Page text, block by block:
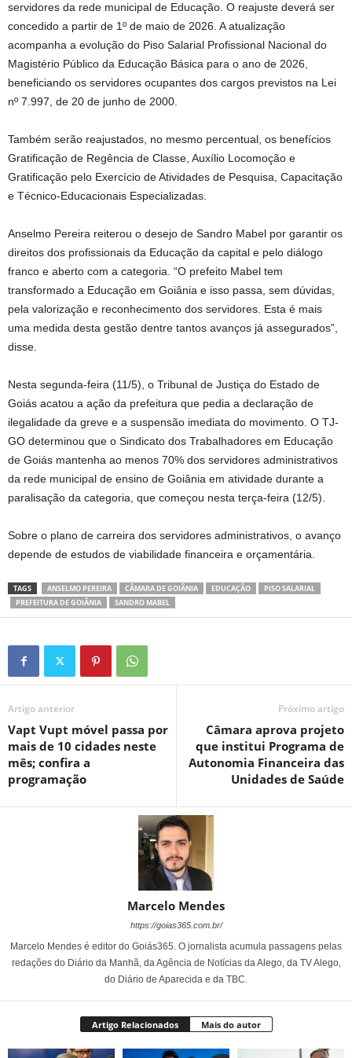
servidores da rede municipal de Educação. O reajuste deverá ser
concedido a partir de 1º de maio de 2026. A atualização
acompanha a evolução do Piso Salarial Profissional Nacional do
Magistério Público da Educação Básica para o ano de 2026,
beneficiando os servidores ocupantes dos cargos previstos na Lei
nº 7.997, de 20 de junho de 2000.
Também serão reajustados, no mesmo percentual, os benefícios
Gratificação de Regência de Classe, Auxílio Locomoção e
Gratificação pelo Exercício de Atividades de Pesquisa, Capacitação
e Técnico-Educacionais Especializadas.
Anselmo Pereira reiterou o desejo de Sandro Mabel por garantir os
direitos dos profissionais da Educação da capital e pelo diálogo
franco e aberto com a categoria. “O prefeito Mabel tem
transformado a Educação em Goiânia e isso passa, sem dúvidas,
pela valorização e reconhecimento dos servidores. Esta é mais
uma medida desta gestão dentre tantos avanços já assegurados”,
disse.
Nesta segunda-feira (11/5), o Tribunal de Justiça do Estado de
Goiás acatou a ação da prefeitura que pedia a declaração de
ilegalidade da greve e a suspensão imediata do movimento. O TJ-
GO determinou que o Sindicato dos Trabalhadores em Educação
de Goiás mantenha ao menos 70% dos servidores administrativos
da rede municipal de ensino de Goiânia em atividade durante a
paralisação da categoria, que começou nesta terça-feira (12/5).
Sobre o plano de carreira dos servidores administrativos, o avanço
depende de estudos de viabilidade financeira e orçamentária.
TAGS ANSELMO PEREIRA CÂMARA DE GOIÂNIA EDUCAÇÃO
PISO SALARIAL
PREFEITURA DE GOIÂNIA
SANDRO MABEL
Artigo anterior
Vapt Vupt móvel passa por
mais de 10 cidades neste
mês; confira a
programação
Próximo artigo
Câmara aprova projeto
que institui Programa de
Autonomia Financeira das
Unidades de Saúde
Marcelo Mendes
https://goias365.com.br/
Marcelo Mendes é editor do Goiás365. O jornalista acumula passagens pelas
redações do Diário da Manhã, da Agência de Notícias da Alego, da TV Alego,
do Diário de Aparecida e da TBC.
Artigo Relacionados Mais do autor